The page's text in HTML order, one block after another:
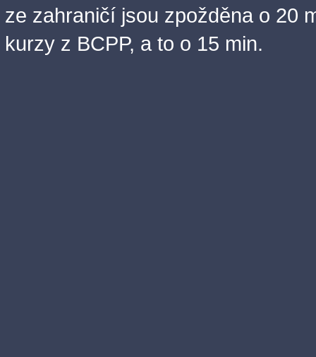
ze zahraničí jsou zpožděna o 20
kurzy z BCPP, a to o 15 min.